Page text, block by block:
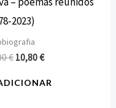
2023)
€ 10,80€